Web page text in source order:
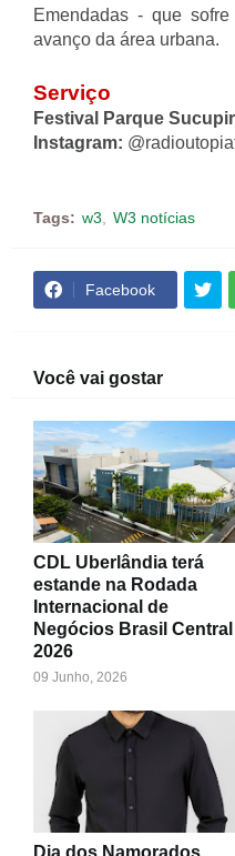
Emendadas - que
avanço da área urbana.
Serviço
Festival Parque
Instagram:
Tags: w3 W3 notícias
Facebook
Você vai gostar
CDL Uberlândia terá
estande na Rodada
Internacional de
Negócios Brasil Central
2026
09 Junho, 2026
Dia dos Namorados